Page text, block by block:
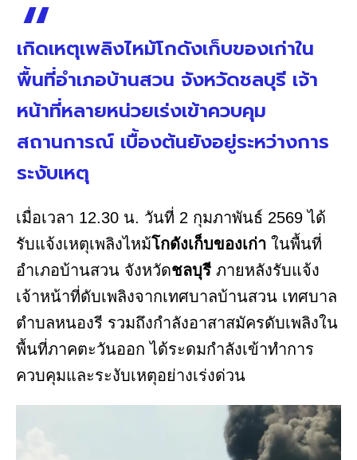
เกิดเหตุเพลิงไหม้โกดังเก็บของเก่าใน
พื้นที่อำเภอบ้านสวน จังหวัดชลบุรี เจ้า
หน้าที่หลายหน่วยเร่งเข้าควบคุม
สถานการณ์ เบื้องต้นยังอยู่ระหว่างการ
ระงับเหตุ
เมื่อเวลา 12.30 น. วันที่ 2 กุมภาพันธ์ 2569 ได้
รับแจ้งเหตุเพลิงไหม้โกดังเก็บของเก่า ในพื้นที่
อำเภอบ้านสวน จังหวัดชลบุรี ภายหลังรับแจ้ง
เจ้าหน้าที่ดับเพลิงจากเทศบาลบ้านสวน เทศบาล
ตำบลหนองรี รวมถึงกำลังอาสาสมัครดับเพลิงใน
พื้นที่ภาคตะวันออก ได้ระดมกำลังเข้าทำการ
ควบคุมและระงับเหตุอย่างเร่งด่วน